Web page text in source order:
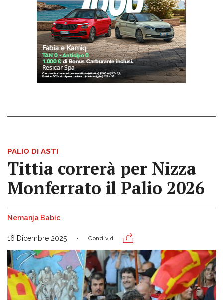
PALIO DI ASTI
Tittia correrà per Nizza
Monferrato il Palio 2026
Nemanja Babic
16 Dicembre 2025 Condividi